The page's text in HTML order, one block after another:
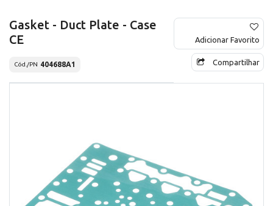
Gasket - Duct Plate - Case
CE
Cód./PN 404688A1
Adicionar Favorito
Compartilhar